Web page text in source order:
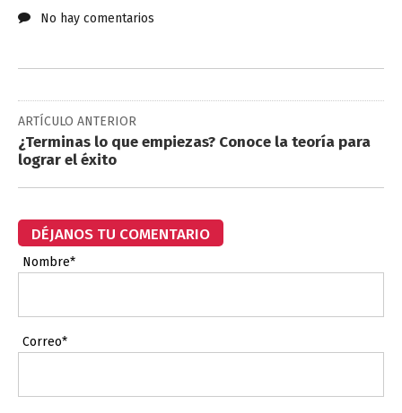
No hay comentarios
ARTÍCULO ANTERIOR
¿Terminas lo que empiezas? Conoce la teoría para
lograr el éxito
DÉJANOS TU COMENTARIO
Nombre*
Correo*